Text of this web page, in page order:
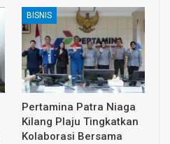
BISNIS
Pertamina Patra Niaga
Kilang Plaju Tingkatkan
Kolaborasi Bersama